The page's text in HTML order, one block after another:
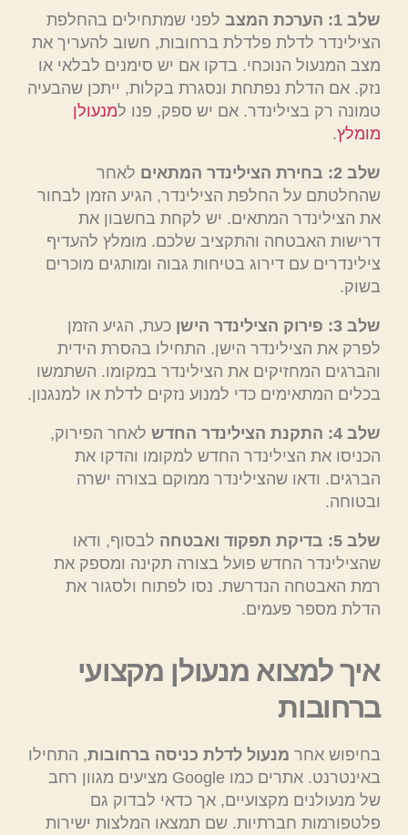
שלב 1: הערכת המצב
לפני שמתחילים בהחלפת
הצילינדר לדלת פלדלת ברחובות, חשוב להעריך את
מצב המנעול הנוכחי. בדקו אם יש סימנים לבלאי או
נזק. אם הדלת נפתחת ונסגרת בקלות, ייתכן שהבעיה
טמונה רק בצילינדר. אם יש ספק, פנו למנעולן
מומלץ.
שלב 2: בחירת הצילינדר המתאים
לאחר
שהחלטתם על החלפת הצילינדר, הגיע הזמן לבחור
את הצילינדר המתאים. יש לקחת בחשבון את
דרישות האבטחה והתקציב שלכם. מומלץ להעדיף
צילינדרים עם דירוג בטיחות גבוה ומותגים מוכרים
בשוק.
שלב 3: פירוק הצילינדר הישן
כעת, הגיע הזמן
לפרק את הצילינדר הישן. התחילו בהסרת הידית
והברגים המחזיקים את הצילינדר במקומו. השתמשו
בכלים המתאימים כדי למנוע נזקים לדלת או למנגנון.
שלב 4: התקנת הצילינדר החדש
לאחר הפירוק,
הכניסו את הצילינדר החדש למקומו והדקו את
הברגים. ודאו שהצילינדר ממוקם בצורה ישרה
ובטוחה.
שלב 5: בדיקת תפקוד ואבטחה
לבסוף, ודאו
שהצילינדר החדש פועל בצורה תקינה ומספק את
רמת האבטחה הנדרשת. נסו לפתוח ולסגור את
הדלת מספר פעמים.
איך למצוא מנעולן מקצועי
ברחובות
בחיפוש אחר מנעול לדלת כניסה ברחובות, התחילו
באינטרנט. אתרים כמו Google מציעים מגוון רחב
של מנעולנים מקצועיים, אך כדאי לבדוק גם
פלטפורמות חברתיות. שם תמצאו המלצות ישירות